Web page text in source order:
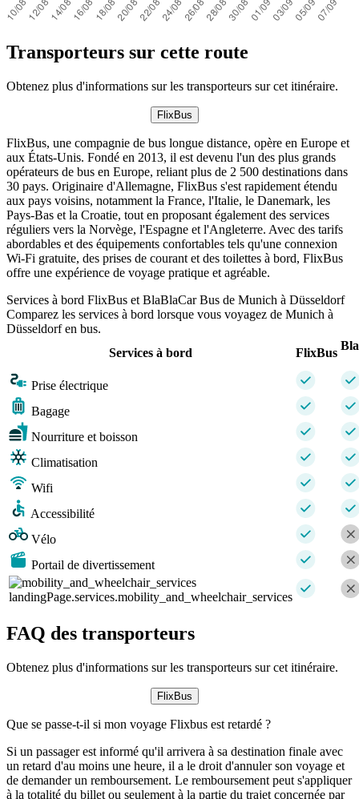
Transporteurs sur cette route
Obtenez plus d'informations sur les transporteurs sur cet itinéraire.
FlixBus
FlixBus, une compagnie de bus longue distance, opère en Europe et
aux États-Unis. Fondé en 2013, il est devenu l'un des plus grands
opérateurs de bus en Europe, reliant plus de 2 500 destinations dans
30 pays. Originaire d'Allemagne, FlixBus s'est rapidement étendu
aux pays voisins, notamment la France, l'Italie, le Danemark, les
Pays-Bas et la Croatie, tout en proposant également des services
réguliers vers la Norvège, l'Espagne et l'Angleterre. Avec des tarifs
abordables et des équipements confortables tels qu'une connexion
Wi-Fi gratuite, des prises de courant et des toilettes à bord, FlixBus
offre une expérience de voyage pratique et agréable.
Services à bord FlixBus et BlaBlaCar Bus de Munich à Düsseldorf
Comparez les services à bord lorsque vous voyagez de Munich à
Düsseldorf en bus.
Services à bord
FlixBus
Prise électrique
Bagage
Nourriture et boisson
Climatisation
Wifi
Accessibilité
Vélo
Portail de divertissement
landingPage.services.mobility_and_wheelchair_services
FAQ des transporteurs
Obtenez plus d'informations sur les transporteurs sur cet itinéraire.
FlixBus
Que se passe-t-il si mon voyage Flixbus est retardé ?
Si un passager est informé qu'il arrivera à sa destination finale avec
un retard d'au moins une heure, il a le droit d'annuler son voyage et
de demander un remboursement. Le remboursement peut s'appliquer
à la totalité du billet ou seulement à la partie du trajet concernée par